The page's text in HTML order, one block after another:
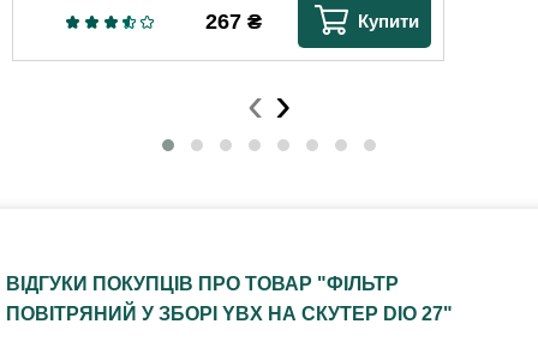
267 ₴ Купити
‹ ›
ВІДГУКИ ПОКУПЦІВ ПРО ТОВАР "ФІЛЬТР
ПОВІТРЯНИЙ У ЗБОРІ YBX НА СКУТЕР DIO 27"